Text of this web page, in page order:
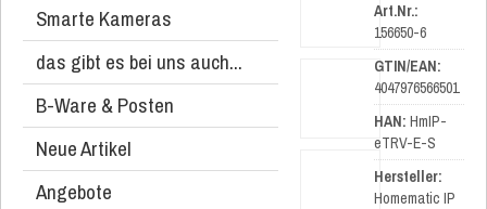
Smarte Kameras
das gibt es bei uns auch...
B-Ware & Posten
Neue Artikel
Angebote
Art.Nr.:
156650-6
GTIN/EAN:
4047976566501
HAN: HmIP-
eTRV-E-S
Hersteller:
Homematic IP